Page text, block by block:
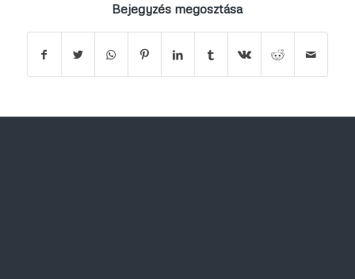
Bejegyzés megosztása